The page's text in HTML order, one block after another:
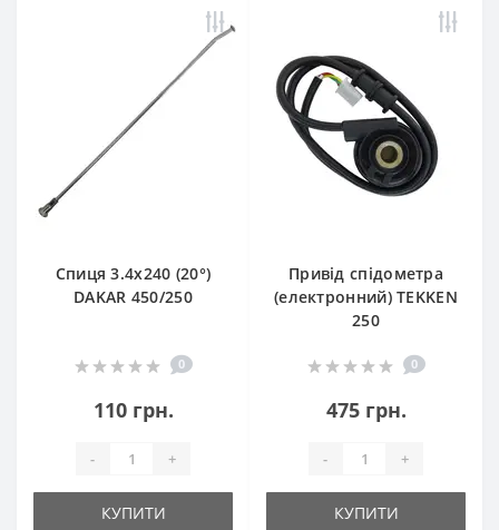
Спиця 3.4х240 (20°)
DAKAR 450/250
0
110 грн.
- +
КУПИТИ
Привід спідометра
(електронний) TEKKEN
250
0
475 грн.
- +
КУПИТИ